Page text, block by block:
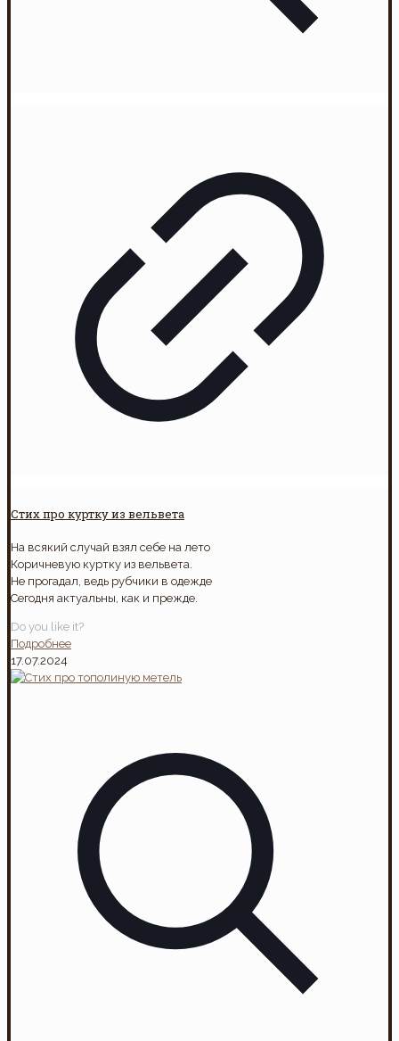
Стих про куртку из вельвета
На всякий случай взял себе на лето
Коричневую куртку из вельвета.
Не прогадал, ведь рубчики в одежде
Сегодня актуальны, как и прежде.
Do you like it?
Подробнее
17.07.2024